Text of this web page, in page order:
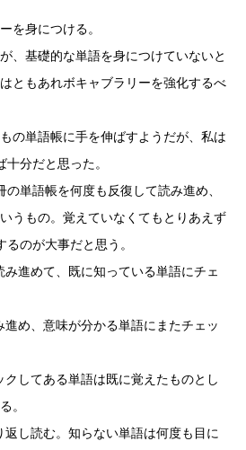
を身につける。
、基礎的な単語を身につけていないと
ともあれボキャブラリーを強化するべ
の単語帳に手を伸ばすようだが、私は
分だと思った。
単語帳を何度も反復して読み進め、
うもの。覚えていなくてもとりあえず
のが大事だと思う。
進めて、既に知っている単語にチェ
め、意味が分かる単語にまたチェッ
してある単語は既に覚えたものとし
。
し読む。知らない単語は何度も目に